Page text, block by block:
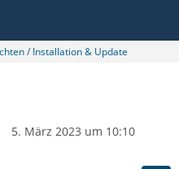
/ Installation & Update
5. März 2023 um 10:10